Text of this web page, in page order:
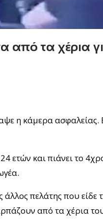
από τα χέρια
η κάμερα ασφαλείας.
ετών και πιάνει το
πελάτης που είδε
από τα χέρια